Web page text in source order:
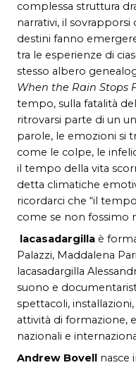
complessa struttura
narrativi, il
destini fanno
tra le esperienze di
stesso albero
When the Rain Stops
tempo, sulla fatalità
ritrovarsi parte di un
parole, le emozioni si
come le colpe, le
il tempo della vita
detta climatiche
ricordarci che “il
come se non fossimo
lacasadargilla è
Palazzi, Maddalena
lacasadargilla
suono e
spettacoli,
attività di formazione,
nazionali e
Andrew Bovell nasce